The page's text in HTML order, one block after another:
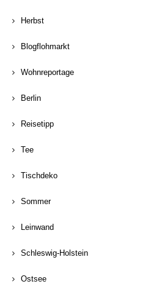
Herbst
Blogflohmarkt
Wohnreportage
Berlin
Reisetipp
Tee
Tischdeko
Sommer
Leinwand
Schleswig-Holstein
Ostsee